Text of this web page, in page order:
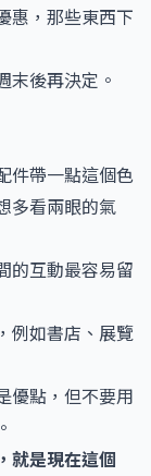
惠，那些東西下
末後再決定。
件帶一點這個色
多看兩眼的氣
的互動最容易留
例如書店、展覽
優點，但不要用
就是現在這個